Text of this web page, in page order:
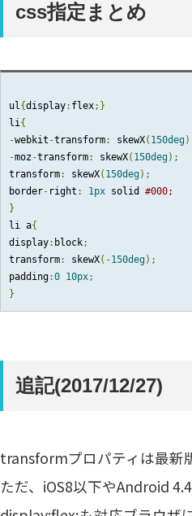
css指定まとめ
ul{display: flex;}
li{
-webkit -transform: skewX( 150deg
-moz -transform: skewX( 150deg);
transform: skewX( 150deg);
border- right : 1px solid #000;
}
li a{
display: block;
transform: skewX(-150deg);
padding:0 10px;
}
追記(2017/12/27)
transformプロパティは最新
ただ、iOS8以下やAndroid